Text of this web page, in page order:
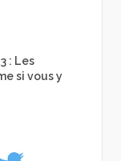
: Les
si vous y